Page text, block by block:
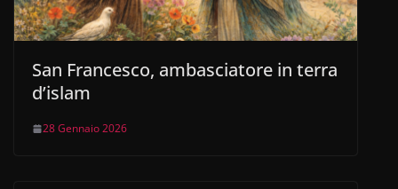
San Francesco, ambasciatore in terra
d’islam
28 Gennaio 2026